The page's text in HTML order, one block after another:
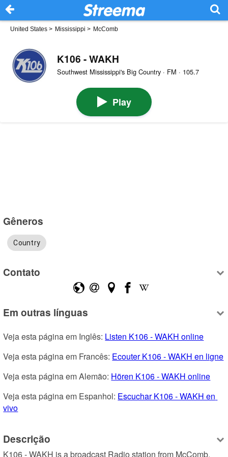
United States > Mississippi > McComb
K106 - WAKH
Southwest Mississippi's Big Country · FM · 105.7
Play
Gêneros
Country
Contato
Em outras línguas
Veja esta página em Inglês: Listen K106 - WAKH online
Veja esta página em Francês: Ecouter K106 - WAKH en ligne
Veja esta página em Alemão: Hören K106 - WAKH online
Veja esta página em Espanhol: Escuchar K106 - WAKH en
vivo
Descrição
K106 - WAKH is a broadcast Radio station from McComb,